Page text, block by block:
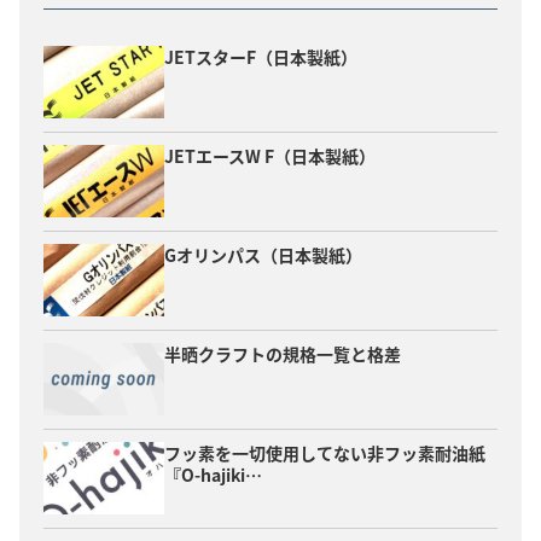
JETスターF（日本製紙）
JETエースW F（日本製紙）
Gオリンパス（日本製紙）
半晒クラフトの規格一覧と格差
フッ素を一切使用してない非フッ素耐油紙
『O-hajiki…